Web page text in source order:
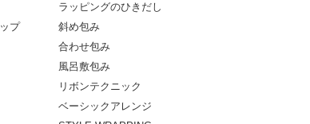
プ
ラッピングのひきだし
斜め包み
合わせ包み
風呂敷包み
リボンテクニック
ベーシックアレンジ